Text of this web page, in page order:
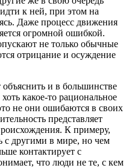
к ней, при этом на
Даже процесс движения
огромной ошибкой.
не только обычные
отрицание и осуждение
и в большинстве
какое-то рациональное
не они ошибаются в своих
представляет
К примеру,
с другими в мире, но чем
контактирует с
что люди не те, с кем